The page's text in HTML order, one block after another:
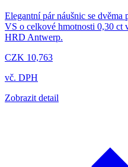
Elegantní pár náušnic se
VS o celkové hmotnosti 0,30 ct
HRD Antwerp.
CZK 10,763
vč. DPH
Zobrazit detail